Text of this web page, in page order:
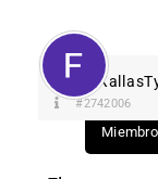
#2742006
Miembro